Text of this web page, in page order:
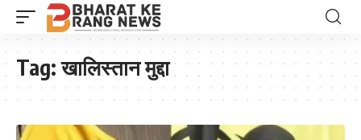
Tag:खालिस्तान मुद्दा